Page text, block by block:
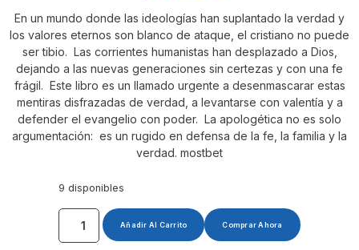
En un mundo donde las ideologías han suplantado la verdad y
los valores eternos son blanco de ataque, el cristiano no puede
ser tibio. Las corrientes humanistas han desplazado a Dios,
dejando a las nuevas generaciones sin certezas y con una fe
frágil. Este libro es un llamado urgente a desenmascarar estas
mentiras disfrazadas de verdad, a levantarse con valentía y a
defender el evangelio con poder. La apologética no es solo
argumentación: es un rugido en defensa de la fe, la familia y la
verdad. mostbet
9 disponibles
Añadir Al Carrito Comprar Ahora